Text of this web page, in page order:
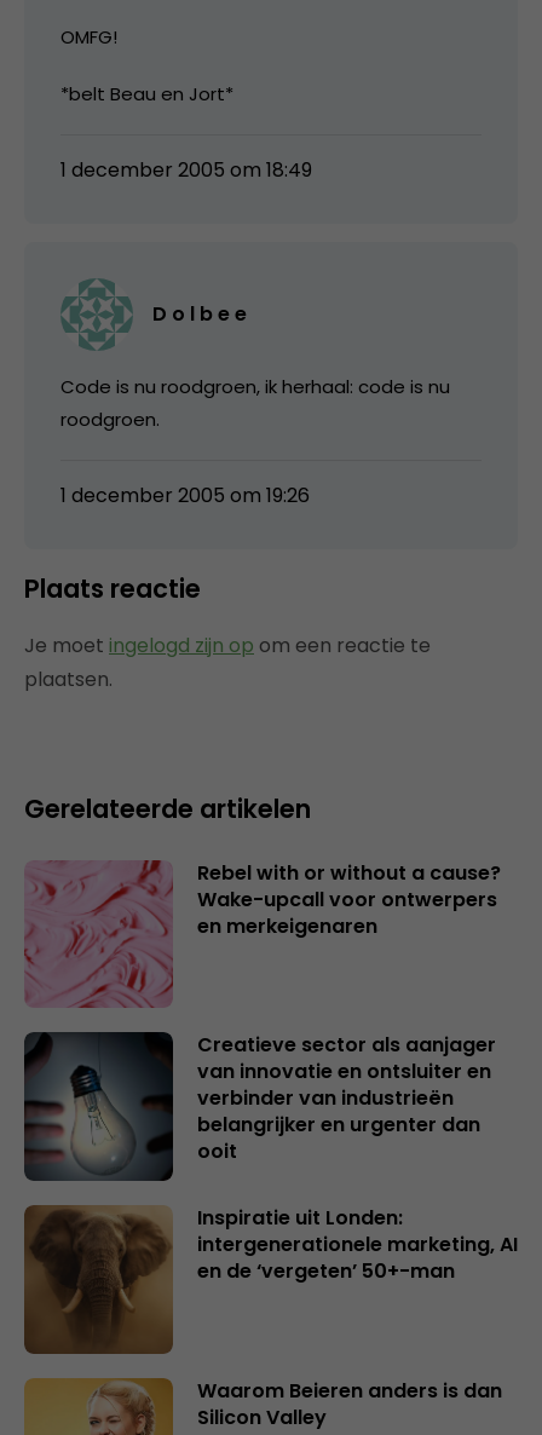
OMFG!
*belt Beau en Jort*
1 december 2005 om 18:49
D o l b e e
Code is nu roodgroen, ik herhaal: code is nu
roodgroen.
1 december 2005 om 19:26
Plaats reactie
Je moet ingelogd zijn op om een reactie te
plaatsen.
Gerelateerde artikelen
Rebel with or without a cause?
Wake-upcall voor ontwerpers
en merkeigenaren
Creatieve sector als aanjager
van innovatie en ontsluiter en
verbinder van industrieën
belangrijker en urgenter dan
ooit
Inspiratie uit Londen:
intergenerationele marketing, AI
en de ‘vergeten’ 50+-man
Waarom Beieren anders is dan
Silicon Valley